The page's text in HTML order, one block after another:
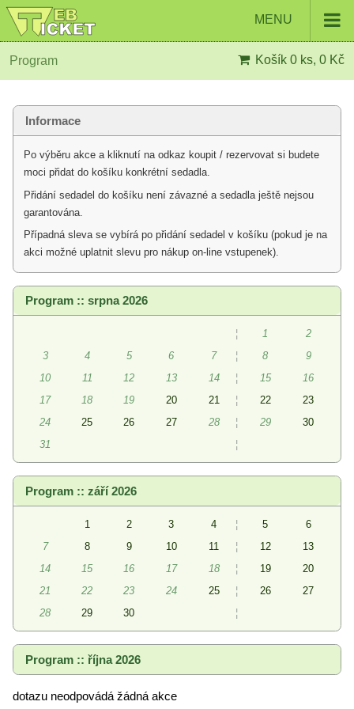
MENU
Program Košík 0 ks, 0 Kč
Informace
Po výběru akce a kliknutí na odkaz koupit / rezervovat si budete
moci přidat do košíku konkrétní sedadla.
Přidání sedadel do košíku není závazné a sedadla ještě nejsou
garantována.
Případná sleva se vybírá po přidání sedadel v košíku (pokud je na
akci možné uplatnit slevu pro nákup on-line vstupenek).
Program :: srpna 2026
¦ 1
2
3
4 5 6 7 ¦ 8
9
10
11 12 13 14 ¦ 15
16
17
18 19 20 21 ¦ 22
23
24
25 26 27 28 ¦ 29
30
31
¦
Program :: září 2026
1 2 3 4 ¦ 5
6
7
8 9 10 11 ¦ 12
13
14
15 16 17 18 ¦ 19
20
21
22 23 24 25 ¦ 26
27
28
29 30 ¦
Program :: října 2026
dotazu neodpovádá žádná akce